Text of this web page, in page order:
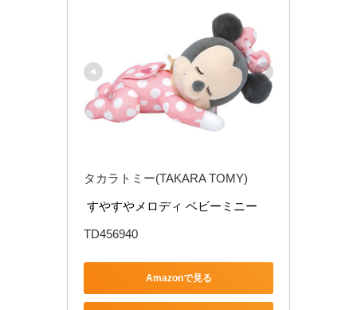
タカラトミー(TAKARA TOMY)
すやすやメロディ ベビーミニー
TD456940
Amazonで見る